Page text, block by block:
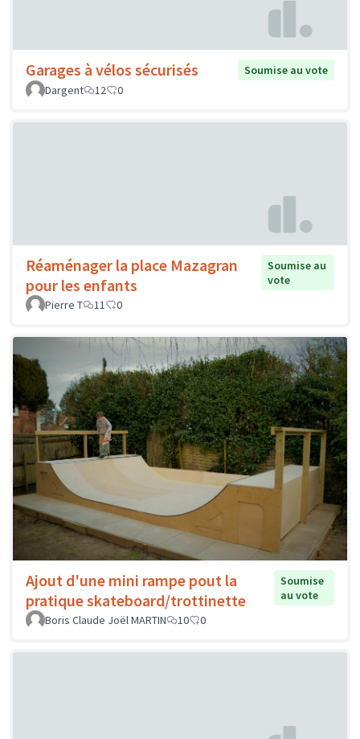
Garages à vélos sécurisés
Soumise au vote
Dargent
12 0
Réaménager la place Mazagran
pour les enfants
Soumise au
vote
Pierre T
11 0
Ajout d'une mini rampe pout la
pratique skateboard/trottinette
Soumise
au vote
Boris Claude Joël MARTIN
10 0